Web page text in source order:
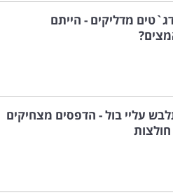
מדליקים - הייתם
עליי בול - הדפסים מצחיקים